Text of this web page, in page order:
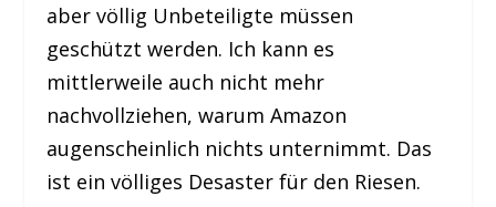
aber völlig Unbeteiligte müssen
geschützt werden. Ich kann es
mittlerweile auch nicht mehr
nachvollziehen, warum Amazon
augenscheinlich nichts unternimmt. Das
ist ein völliges Desaster für den Riesen.